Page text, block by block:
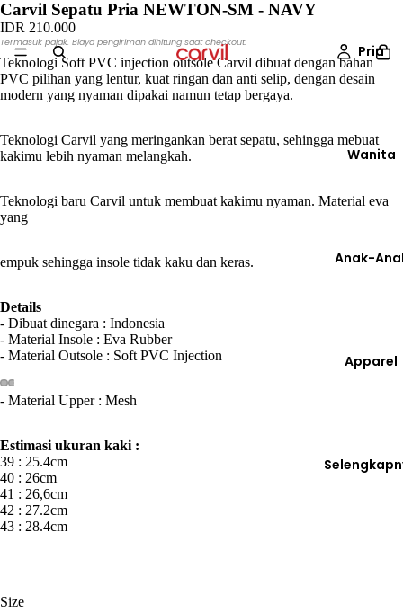
Pria
Wanita
Anak-
Apparel
Carvil Sepatu Pria NEWTON-SM - NAVY
IDR 210.000
Termasuk pajak. Biaya pengiriman dihitung saat checkout.
Teknologi Soft PVC injection outsole Carvil dibuat dengan bahan
PVC pilihan yang lentur, kuat ringan dan anti selip, dengan desain
modern yang nyaman dipakai namun tetap bergaya.
Teknologi Carvil yang meringankan berat sepatu, sehingga mebuat
kakimu lebih nyaman melangkah.
Teknologi baru Carvil untuk membuat kakimu nyaman. Material eva
yang
empuk sehingga insole tidak kaku dan keras.
Details
- Dibuat dinegara : Indonesia
- Material Insole : Eva Rubber
- Material Outsole : Soft PVC Injection
- Material Upper : Mesh
Estimasi ukuran kaki :
39 : 25.4cm
40 : 26cm
41 : 26,6cm
42 : 27.2cm
43 : 28.4cm
Size